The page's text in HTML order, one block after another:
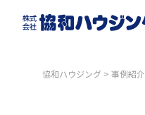
協和ハウジング > 事例紹介